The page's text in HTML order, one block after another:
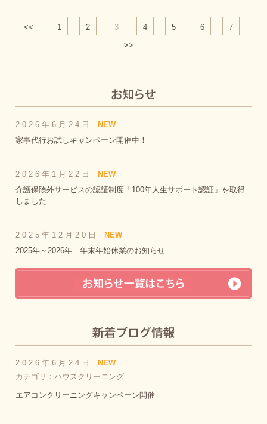
<< 1 2 3 4 5 6
7
>>
2026年6月24日
NEW
家事代行お試しキャンペーン開催中！
2026年1月22日
NEW
介護保険外サービスの認証制度「100年人生サポート認証」を取得
しました
2025年12月20日
NEW
2025年～2026年 年末年始休業のお知らせ
2026年6月24日
NEW
カテゴリ：ハウスクリーニング
エアコンクリーニングキャンペーン開催